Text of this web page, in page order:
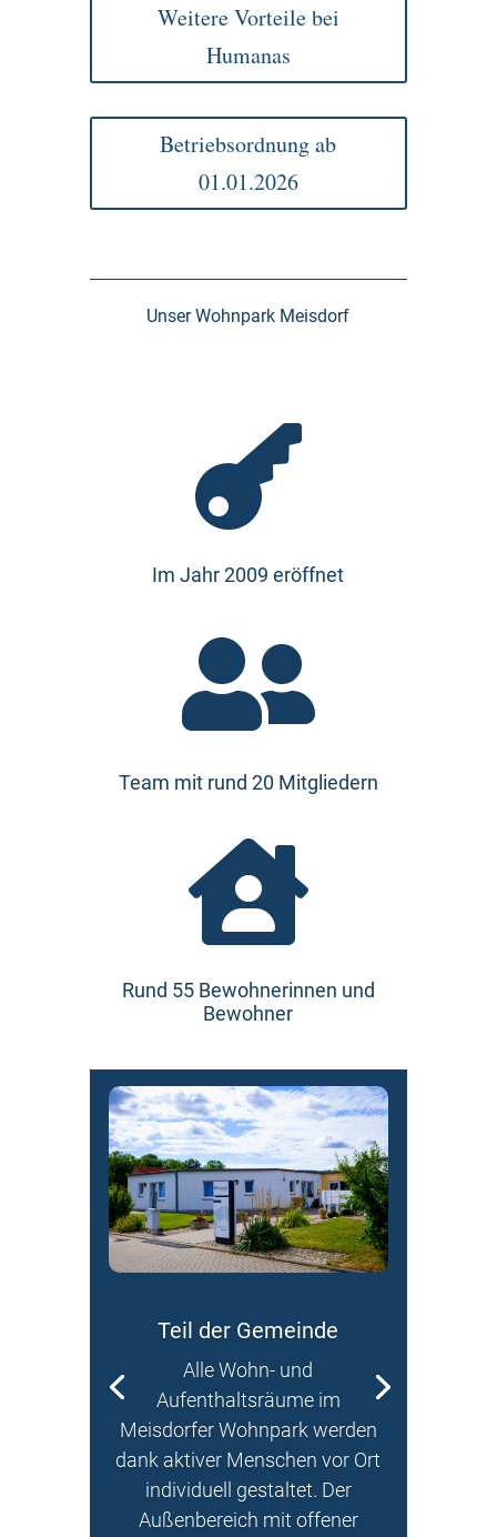
Weitere Vorteile bei
Humanas
Betriebsordnung ab
01.01.2026
Unser Wohnpark Meisdorf

Im Jahr 2009 eröffnet

Team mit rund 20 Mitgliedern

Rund 55 Bewohnerinnen und
Bewohner
Teil der Gemeinde
Alle Wohn- und
Aufenthaltsräume im
MeisdorferWohnpark werden
dank aktiver Menschen vor Ort
individuell gestaltet. Der
Außenbereich mit offener